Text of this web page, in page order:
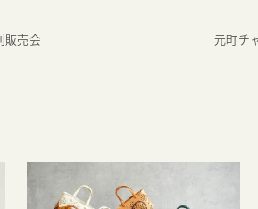
販売会 元町チ